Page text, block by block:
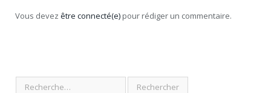
Vous devez être connecté(e) pour rédiger un commentaire.